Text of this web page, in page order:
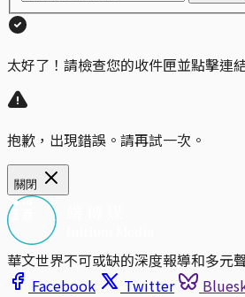
太好了！請檢查您的收件匣並點擊連
抱歉，出現錯誤。請再試一次。
關閉
華文世界不可或缺的深度報導和多元
Facebook
Twitter